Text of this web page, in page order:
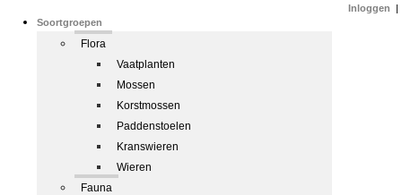
Soortgroepen
Flora
Vaatplanten
Mossen
Korstmossen
Paddenstoelen
Kranswieren
Wieren
Fauna
Inloggen |